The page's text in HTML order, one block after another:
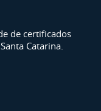
de certificados
Catarina.